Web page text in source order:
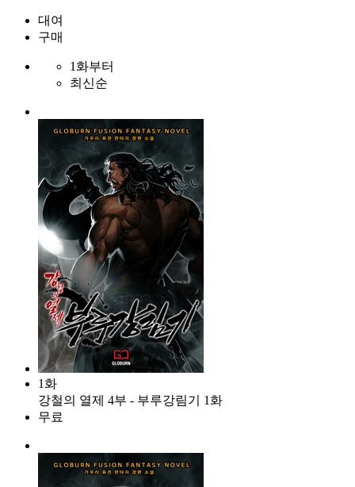
대여
구매
1화부터
최신순
1화
강철의 열제 4부 - 부루강림기 1화
무료